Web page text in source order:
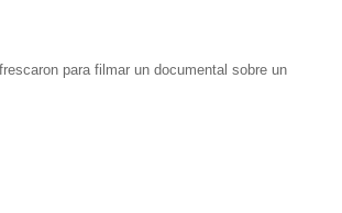
para filmar un documental sobre un